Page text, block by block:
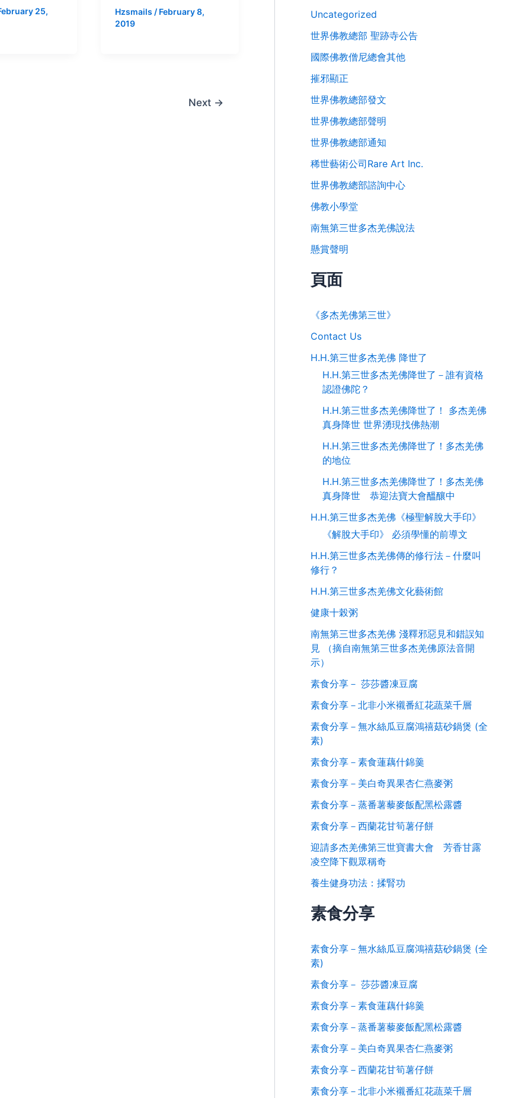
25, Hzsmails / February 8,
2019
Next →
Uncategorized
世界佛教總部 聖跡寺公告
國際佛教僧尼總會其他
摧邪顯正
世界佛教總部發文
世界佛教總部聲明
世界佛教總部通知
稀世藝術公司Rare Art Inc.
世界佛教總部諮詢中心
佛教小學堂
南無第三世多杰羌佛說法
懸賞聲明
頁面
《多杰羌佛第三世》
Contact Us
H.H.第三世多杰羌佛 降世了
H.H.第三世多杰羌佛降世了－誰有資格
認證佛陀？
H.H.第三世多杰羌佛降世了！ 多杰羌佛
真身降世 世界湧現找佛熱潮
H.H.第三世多杰羌佛降世了！多杰羌佛
的地位
H.H.第三世多杰羌佛降世了！多杰羌佛
真身降世 恭迎法寶大會醞釀中
H.H.第三世多杰羌佛《極聖解脫大手印》
《解脫大手印》 必須學懂的前導文
H.H.第三世多杰羌佛傳的修行法－什麼叫
修行？
H.H.第三世多杰羌佛文化藝術館
健康十榖粥
南無第三世多杰羌佛 淺釋邪惡見和錯誤知
見 （摘自南無第三世多杰羌佛原法音開
示）
素食分享－ 莎莎醬凍豆腐
素食分享－北非小米襯番紅花蔬菜千層
素食分享－無水絲瓜豆腐鴻禧菇砂鍋煲 (全
素)
素食分享－素食蓮藕什錦羹
素食分享－美白奇異果杏仁燕麥粥
素食分享－蒸番薯藜麥飯配黑松露醬
素食分享－西蘭花甘筍薯仔餅
迎請多杰羌佛第三世寶書大會 芳香甘露
凌空降下觀眾稱奇
養生健身功法：揉腎功
素食分享
素食分享－無水絲瓜豆腐鴻禧菇砂鍋煲 (全
素)
素食分享－ 莎莎醬凍豆腐
素食分享－素食蓮藕什錦羹
素食分享－蒸番薯藜麥飯配黑松露醬
素食分享－美白奇異果杏仁燕麥粥
素食分享－西蘭花甘筍薯仔餅
素食分享－北非小米襯番紅花蔬菜千層